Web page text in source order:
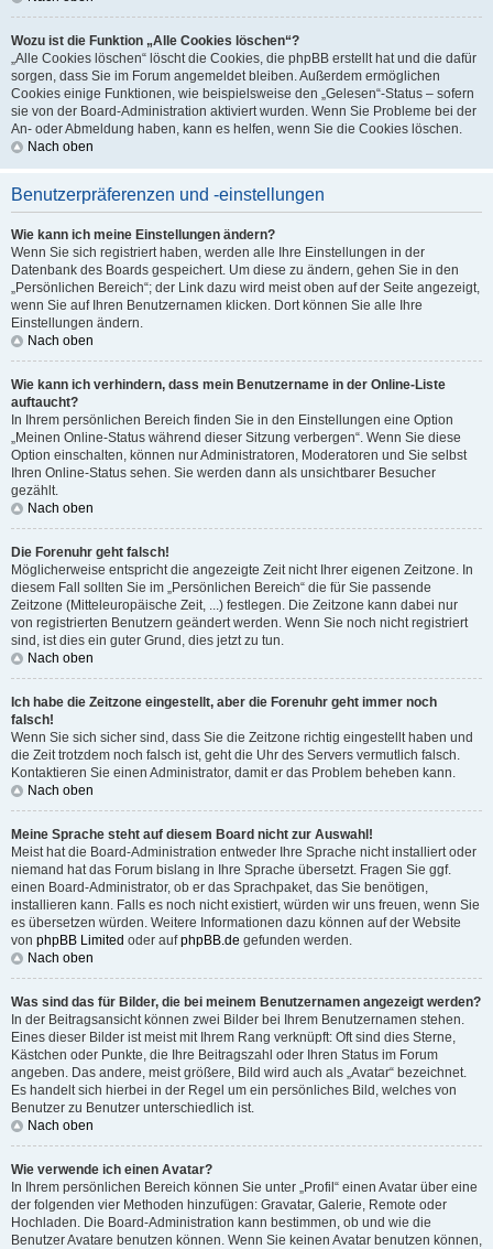
Wozu ist die Funktion „Alle Cookies löschen“?
„Alle Cookies löschen“ löscht die Cookies, die phpBB erstellt hat und die dafür
sorgen, dass Sie im Forum angemeldet bleiben. Außerdem ermöglichen
Cookies einige Funktionen, wie beispielsweise den „Gelesen“-Status – sofern
sie von der Board-Administration aktiviert wurden. Wenn Sie Probleme bei der
An- oder Abmeldung haben, kann es helfen, wenn Sie die Cookies löschen.
Nach oben
Benutzerpräferenzen und -einstellungen
Wie kann ich meine Einstellungen ändern?
Wenn Sie sich registriert haben, werden alle Ihre Einstellungen in der
Datenbank des Boards gespeichert. Um diese zu ändern, gehen Sie in den
„Persönlichen Bereich“; der Link dazu wird meist oben auf der Seite angezeigt,
wenn Sie auf Ihren Benutzernamen klicken. Dort können Sie alle Ihre
Einstellungen ändern.
Nach oben
Wie kann ich verhindern, dass mein Benutzername in der Online-Liste
auftaucht?
In Ihrem persönlichen Bereich finden Sie in den Einstellungen eine Option
„Meinen Online-Status während dieser Sitzung verbergen“. Wenn Sie diese
Option einschalten, können nur Administratoren, Moderatoren und Sie selbst
Ihren Online-Status sehen. Sie werden dann als unsichtbarer Besucher
gezählt.
Nach oben
Die Forenuhr geht falsch!
Möglicherweise entspricht die angezeigte Zeit nicht Ihrer eigenen Zeitzone. In
diesem Fall sollten Sie im „Persönlichen Bereich“ die für Sie passende
Zeitzone (Mitteleuropäische Zeit, ...) festlegen. Die Zeitzone kann dabei nur
von registrierten Benutzern geändert werden. Wenn Sie noch nicht registriert
sind, ist dies ein guter Grund, dies jetzt zu tun.
Nach oben
Ich habe die Zeitzone eingestellt, aber die Forenuhr geht immer noch
falsch!
Wenn Sie sich sicher sind, dass Sie die Zeitzone richtig eingestellt haben und
die Zeit trotzdem noch falsch ist, geht die Uhr des Servers vermutlich falsch.
Kontaktieren Sie einen Administrator, damit er das Problem beheben kann.
Nach oben
Meine Sprache steht auf diesem Board nicht zur Auswahl!
Meist hat die Board-Administration entweder Ihre Sprache nicht installiert oder
niemand hat das Forum bislang in Ihre Sprache übersetzt. Fragen Sie ggf.
einen Board-Administrator, ob er das Sprachpaket, das Sie benötigen,
installieren kann. Falls es noch nicht existiert, würden wir uns freuen, wenn Sie
es übersetzen würden. Weitere Informationen dazu können auf der Website
von phpBB Limited oder aufphpBB.de gefunden werden.
Nach oben
Was sind das für Bilder, die bei meinem Benutzernamen angezeigt werden?
In der Beitragsansicht können zwei Bilder bei Ihrem Benutzernamen stehen.
Eines dieser Bilder ist meist mit Ihrem Rang verknüpft: Oft sind dies Sterne,
Kästchen oder Punkte, die Ihre Beitragszahl oder Ihren Status im Forum
angeben. Das andere, meist größere, Bild wird auch als „Avatar“ bezeichnet.
Es handelt sich hierbei in der Regel um ein persönliches Bild, welches von
Benutzer zu Benutzer unterschiedlich ist.
Nach oben
Wie verwende ich einen Avatar?
In Ihrem persönlichen Bereich können Sie unter „Profil“ einen Avatar über eine
der folgenden vier Methoden hinzufügen: Gravatar, Galerie, Remote oder
Hochladen. Die Board-Administration kann bestimmen, ob und wie die
Benutzer Avatare benutzen können. Wenn Sie keinen Avatar benutzen können,